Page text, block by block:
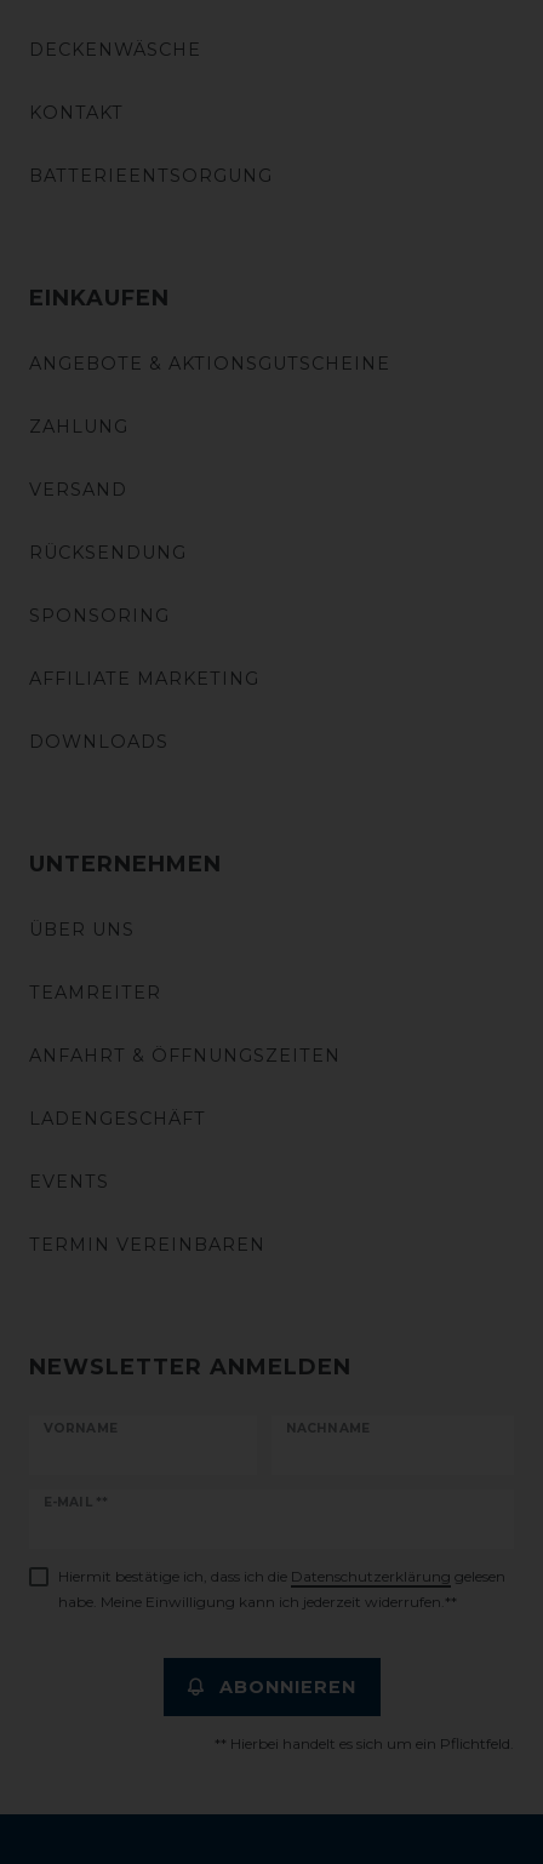
DECKENWÄSCHE
KONTAKT
BATTERIEENTSORGUNG
EINKAUFEN
ANGEBOTE & AKTIONSGUTSCHEINE
ZAHLUNG
VERSAND
RÜCKSENDUNG
SPONSORING
AFFILIATE MARKETING
DOWNLOADS
UNTERNEHMEN
ÜBER UNS
TEAMREITER
ANFAHRT & ÖFFNUNGSZEITEN
LADENGESCHÄFT
EVENTS
TERMIN VEREINBAREN
NEWSLETTER ANMELDEN
VORNAME NACHNAME
E-MAIL **
Newsletter
Hiermit bestätige ich, dass ich die Daten­schutz­erklärung gelesen
habe. Meine Einwilligung kann ich jederzeit widerrufen.**
ABONNIEREN
** Hierbei handelt es sich um ein Pflichtfeld.